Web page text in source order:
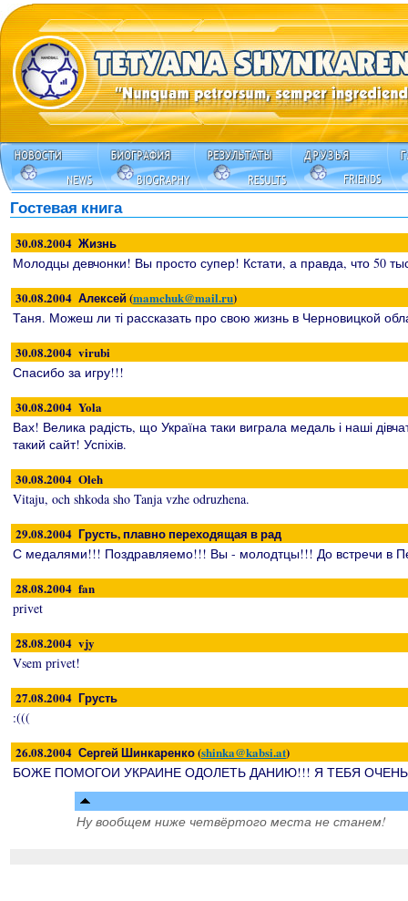
Гостевая книга
30.08.2004 Жизнь
Молодцы девчонки! Вы просто супер! Кстати, а правда, что 50
30.08.2004 Алексей (mamchuk@mail.ru)
Таня. Можеш ли ті рассказать про свою жизнь в Черновицкой
30.08.2004 virubi
Спасибо за игру!!!
30.08.2004 Yola
Вах! Велика радість, що Україна таки виграла медаль і наші
такий сайт! Успіхів.
30.08.2004 Oleh
Vitaju, och shkoda sho Tanja vzhe odruzhena.
29.08.2004 Грусть, плавно переходящая в рад
С медалями!!! Поздравляемо!!! Вы - молодтцы!!! До встречи в
28.08.2004 fan
privet
28.08.2004 vjy
Vsem privet!
27.08.2004 Грусть
:(((
26.08.2004 Сергей Шинкаренко (shinka@kabsi.at)
БОЖЕ ПОМОГОИ УКРАИНЕ ОДОЛЕТЬ ДАНИЮ!!! Я ТЕБЯ
Ну вообщем ниже четвёртого места не станем!